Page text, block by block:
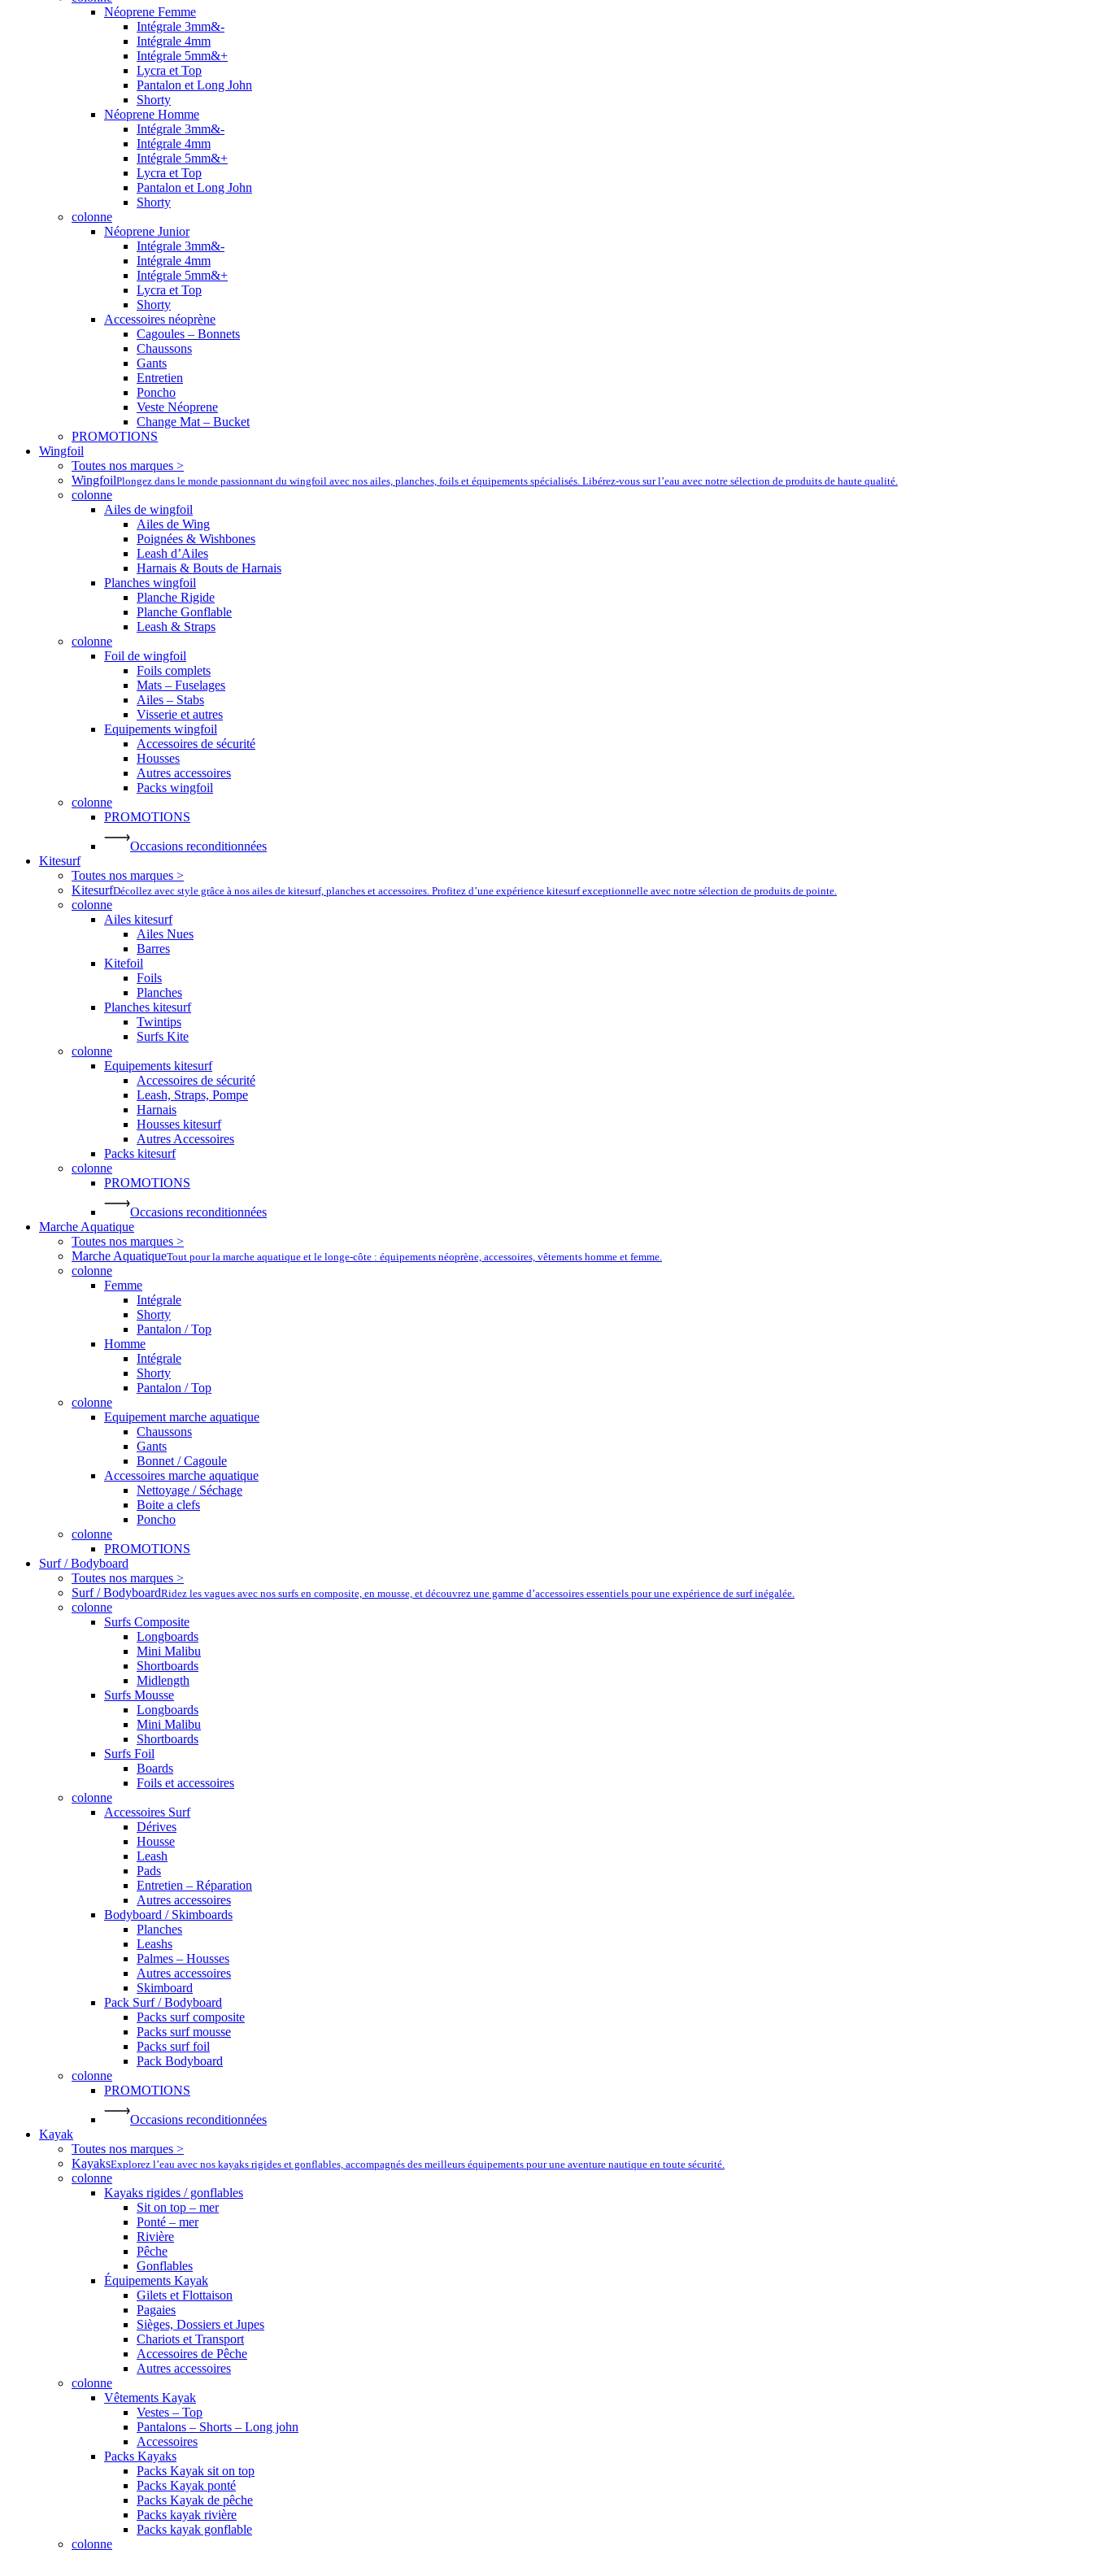
Néoprene Femme
Intégrale 3mm&-
Intégrale 4mm
Intégrale 5mm&+
Lycra et Top
Pantalon et Long John
Shorty
Néoprene Homme
Intégrale 3mm&-
Intégrale 4mm
Intégrale 5mm&+
Lycra et Top
Pantalon et Long John
Shorty
colonne
Néoprene Junior
Intégrale 3mm&-
Intégrale 4mm
Intégrale 5mm&+
Lycra et Top
Shorty
Accessoires néoprène
Cagoules – Bonnets
Chaussons
Gants
Entretien
Poncho
Veste Néoprene
Change Mat – Bucket
PROMOTIONS
Wingfoil
Toutes nos marques >
WingfoilPlongez dans le monde passionnant du wingfoil avec nos ailes, planches, foils et équipements spécialisés. Libérez-vous sur l’eau avec notre sélection de produits de haute qualité.
colonne
Ailes de wingfoil
Ailes de Wing
Poignées & Wishbones
Leash d’Ailes
Harnais & Bouts de Harnais
Planches wingfoil
Planche Rigide
Planche Gonflable
Leash & Straps
colonne
Foil de wingfoil
Foils complets
Mats – Fuselages
Ailes – Stabs
Visserie et autres
Equipements wingfoil
Accessoires de sécurité
Housses
Autres accessoires
Packs wingfoil
colonne
PROMOTIONS
Occasions reconditionnées
Kitesurf
Toutes nos marques >
KitesurfDécollez avec style grâce à nos ailes de kitesurf, planches et accessoires. Profitez d’une expérience kitesurf exceptionnelle avec notre sélection de produits de pointe.
colonne
Ailes kitesurf
Ailes Nues
Barres
Kitefoil
Foils
Planches
Planches kitesurf
Twintips
Surfs Kite
colonne
Equipements kitesurf
Accessoires de sécurité
Leash, Straps, Pompe
Harnais
Housses kitesurf
Autres Accessoires
Packs kitesurf
colonne
PROMOTIONS
Occasions reconditionnées
Marche Aquatique
Toutes nos marques >
Marche AquatiqueTout pour la marche aquatique et le longe-côte : équipements néoprène, accessoires, vêtements homme et femme.
colonne
Femme
Intégrale
Shorty
Pantalon / Top
Homme
Intégrale
Shorty
Pantalon / Top
colonne
Equipement marche aquatique
Chaussons
Gants
Bonnet / Cagoule
Accessoires marche aquatique
Nettoyage / Séchage
Boite a clefs
Poncho
colonne
PROMOTIONS
Surf / Bodyboard
Toutes nos marques >
Surf / BodyboardRidez les vagues avec nos surfs en composite, en mousse, et découvrez une gamme d’accessoires essentiels pour une expérience de surf inégalée.
colonne
Surfs Composite
Longboards
Mini Malibu
Shortboards
Midlength
Surfs Mousse
Longboards
Mini Malibu
Shortboards
Surfs Foil
Boards
Foils et accessoires
colonne
Accessoires Surf
Dérives
Housse
Leash
Pads
Entretien – Réparation
Autres accessoires
Bodyboard / Skimboards
Planches
Leashs
Palmes – Housses
Autres accessoires
Skimboard
Pack Surf / Bodyboard
Packs surf composite
Packs surf mousse
Packs surf foil
Pack Bodyboard
colonne
PROMOTIONS
Occasions reconditionnées
Kayak
Toutes nos marques >
KayaksExplorez l’eau avec nos kayaks rigides et gonflables, accompagnés des meilleurs équipements pour une aventure nautique en toute sécurité.
colonne
Kayaks rigides / gonflables
Sit on top – mer
Ponté – mer
Rivière
Pêche
Gonflables
Équipements Kayak
Gilets et Flottaison
Pagaies
Sièges, Dossiers et Jupes
Chariots et Transport
Accessoires de Pêche
Autres accessoires
colonne
Vêtements Kayak
Vestes – Top
Pantalons – Shorts – Long john
Accessoires
Packs Kayaks
Packs Kayak sit on top
Packs Kayak ponté
Packs Kayak de pêche
Packs kayak rivière
Packs kayak gonflable
colonne